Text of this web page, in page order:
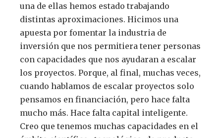
una de ellas hemos estado trabajando
distintas aproximaciones. Hicimos una
apuesta por fomentar la industria de
inversión que nos permitiera tener personas
con capacidades que nos ayudaran a escalar
los proyectos. Porque, al final, muchas veces,
cuando hablamos de escalar proyectos solo
pensamos en financiación, pero hace falta
mucho más. Hace falta capital inteligente.
Creo que tenemos muchas capacidades en el